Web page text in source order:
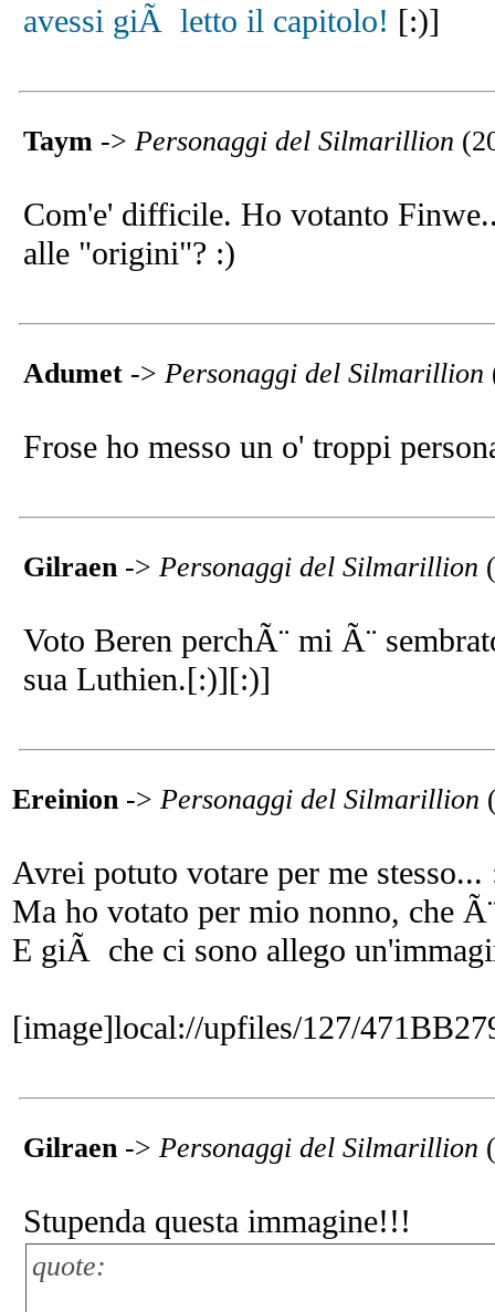
avessi giÃ letto il capitolo! [:)]
Taym -> Personaggi del Silmarillion
Com'e' difficile. Ho votanto
alle "origini"? :)
Adumet -> Personaggi del Silmarillion
Frose ho messo un o' troppi
Gilraen -> Personaggi del Silmarillion
Voto Beren perchÃ¨ mi Ã¨
sua Luthien.[:)][:)]
Ereinion -> Personaggi del Silmarillion
Avrei potuto votare per me stesso...
Ma ho votato per mio nonno, che
E giÃ che ci sono allego
[image]local://upfiles/127/
Gilraen -> Personaggi del Silmarillion
Stupenda questa immagine!!!
quote: